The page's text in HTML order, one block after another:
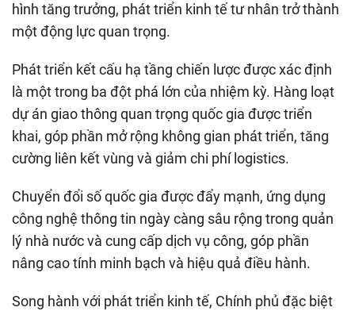
hình tăng trưởng, phát triển kinh tế tư nhân trở thành
một động lực quan trọng.
Phát triển kết cấu hạ tầng chiến lược được xác định
là một trong ba đột phá lớn của nhiệm kỳ. Hàng loạt
dự án giao thông quan trọng quốc gia được triển
khai, góp phần mở rộng không gian phát triển, tăng
cường liên kết vùng và giảm chi phí logistics.
Chuyển đổi số quốc gia được đẩy mạnh, ứng dụng
công nghệ thông tin ngày càng sâu rộng trong quản
lý nhà nước và cung cấp dịch vụ công, góp phần
nâng cao tính minh bạch và hiệu quả điều hành.
Song hành với phát triển kinh tế, Chính phủ đặc biệt